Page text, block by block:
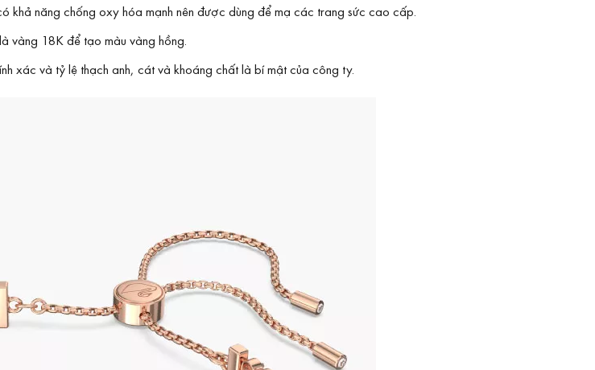
khả năng chống oxy hóa mạnh nên được dùng để mạ các trang sức cao cấp.
vàng 18K để tạo màu vàng hồng.
xác và tỷ lệ thạch anh, cát và khoáng chất là bí mật của công ty.